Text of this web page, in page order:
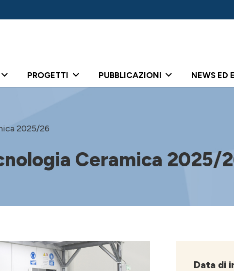
PROGETTI PUBBLICAZIONI NEWS ED
2025/26
Ceramica 2025/
Data di